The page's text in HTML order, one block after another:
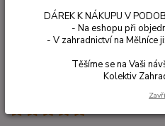
DÁREK K NÁKUPU V
- Na eshopu při
- V zahradnictví na Mělníce
Těšíme se na Vaši
Kolektiv